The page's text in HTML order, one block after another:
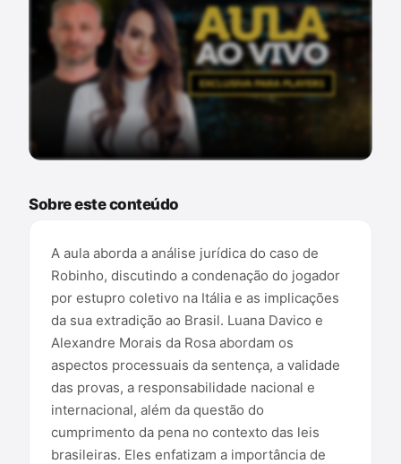
Conteúdo exclusivo para assinantes
Sobre este conteúdo
A aula aborda a análise jurídica do caso de
Robinho, discutindo a condenação do jogador
por estupro coletivo na Itália e as implicações
da sua extradição ao Brasil. Luana Davico e
Alexandre Morais da Rosa abordam os
aspectos processuais da sentença, a validade
das provas, a responsabilidade nacional e
internacional, além da questão do
cumprimento da pena no contexto das leis
brasileiras. Eles enfatizam a importância de